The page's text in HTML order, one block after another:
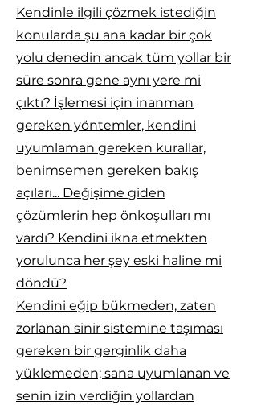
Kendinle ilgili çözmek istediğin
konularda şu ana kadar bir çok
yolu denedin ancak tüm yollar bir
süre sonra gene aynı yere mi
çıktı? İşlemesi için inanman
gereken yöntemler, kendini
uyumlaman gereken kurallar,
benimsemen gereken bakış
açıları... Değişime giden
çözümlerin hep önkoşulları mı
vardı? Kendini ikna etmekten
yorulunca her şey eski haline mi
döndü?
Kendini eğip bükmeden, zaten
zorlanan sinir sistemine taşıması
gereken bir gerginlik daha
yüklemeden; sana uyumlanan ve
senin izin verdiğin yollardan